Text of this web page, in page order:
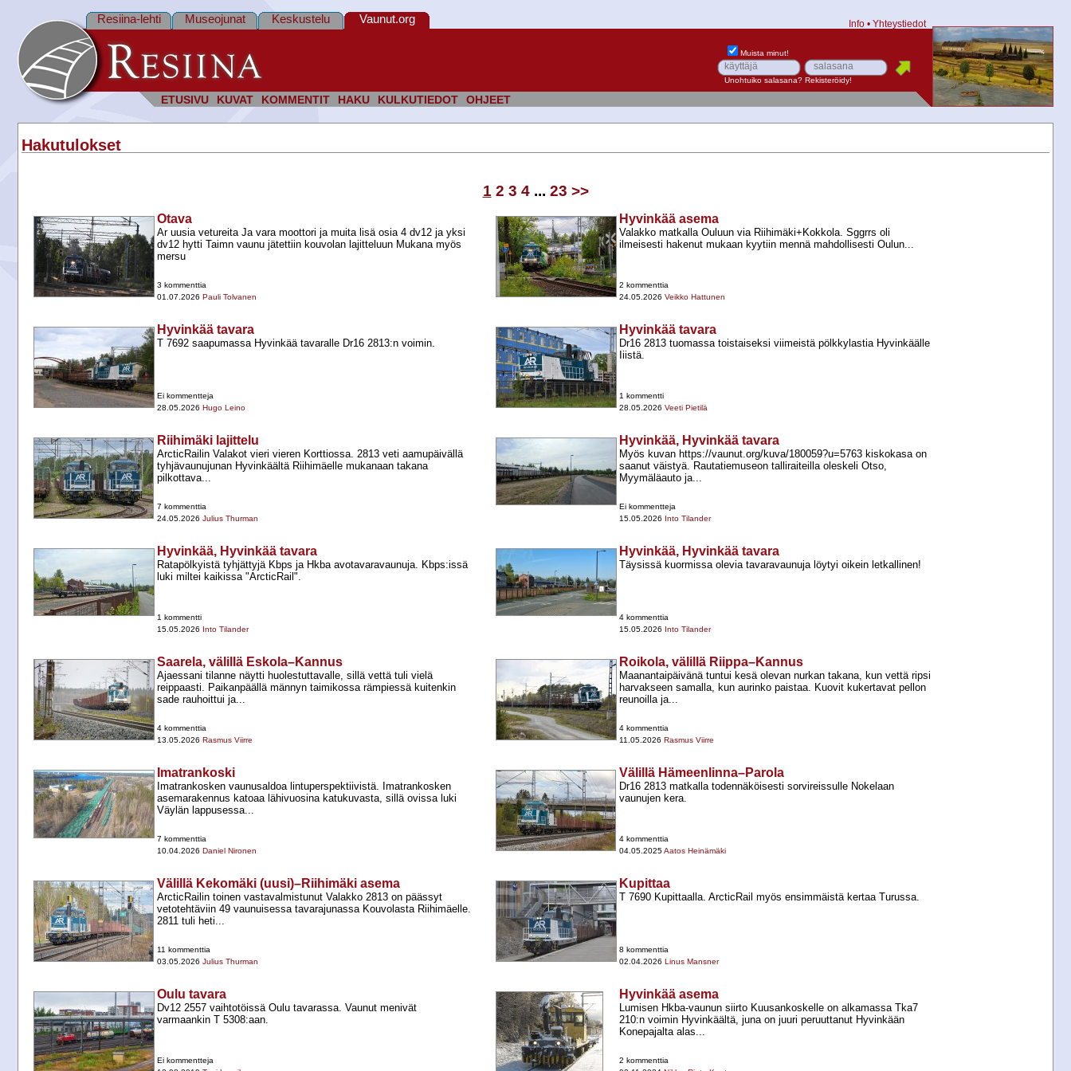
ETUSIVU KUVAT KOMMENTIT HAKU KULKUTIEDOT OHJEET
Resiina-lehti Museojunat Keskustelu Vaunut.org Info • Yhteystiedot
Muista minut!
Unohtuiko salasana? Rekisteröidy!
Hakutulokset
1 2 3 4... 23 >>
Otava
Ar uusia vetureita Ja vara moottori ja muita lisä osia 4 dv12 ja yksi
dv12 hytti Taimn vaunu jätettiin kouvolan lajitteluun Mukana myös
mersu
3 kommenttia
01.07.2026 Pauli Tolvanen
Hyvinkää asema
Valakko matkalla Ouluun via Riihimäki+​Kokkola. Sggrrs oli
ilmeisesti hakenut mukaan kyytiin mennä mahdollisesti Oulun...
2 kommenttia
24.05.2026 Veikko Hattunen
Hyvinkää tavara
T 7692 saapumassa Hyvinkää tavaralle Dr16 2813:n voimin.
Ei kommentteja
28.05.2026 Hugo Leino
Hyvinkää tavara
Dr16 2813 tuomassa toistaiseksi viimeistä pölkkylastia Hyvinkäälle
Iiistä.
1 kommentti
28.05.2026 Veeti Pietilä
Riihimäki lajittelu
ArcticRailin Valakot vieri vieren Korttiossa. 2813 veti aamupäivällä
tyhjävaunujunan Hyvinkäältä Riihimäelle mukanaan takana
pilkottava...
7 kommenttia
24.05.2026 Julius Thurman
Hyvinkää, Hyvinkää tavara
Myös kuvan https://vaunut.org/kuva/180059?u=5763 kiskokasa on
saanut väistyä. Rautatiemuseon talliraiteilla oleskeli Otso,
Myymäläauto ja...
Ei kommentteja
15.05.2026 Into Tilander
Hyvinkää, Hyvinkää tavara
Ratapölkyistä tyhjättyjä Kbps ja Hkba avotavaravaunuja. Kbps:issä
luki miltei kaikissa "ArcticRail".
1 kommentti
15.05.2026 Into Tilander
Hyvinkää, Hyvinkää tavara
Täysissä kuormissa olevia tavaravaunuja löytyi oikein letkallinen!
4 kommenttia
15.05.2026 Into Tilander
Saarela, välillä Eskola–Kannus
Ajaessani tilanne näytti huolestuttavalle, sillä vettä tuli vielä
reippaasti. Paikanpäällä männyn taimikossa rämpiessä kuitenkin
sade rauhoittui ja...
4 kommenttia
13.05.2026 Rasmus Viirre
Roikola, välillä Riippa–Kannus
Maanantaipäivänä tuntui kesä olevan nurkan takana, kun vettä ripsi
harvakseen samalla, kun aurinko paistaa. Kuovit kukertavat pellon
reunoilla ja...
4 kommenttia
11.05.2026 Rasmus Viirre
Imatrankoski
Imatrankosken vaunusaldoa lintuperspektiivistä. Imatrankosken
asemarakennus katoaa lähivuosina katukuvasta, sillä ovissa luki
Väylän lappusessa...
7 kommenttia
10.04.2026 Daniel Nironen
Välillä Hämeenlinna–Parola
Dr16 2813 matkalla todennäköisesti sorvireissulle Nokelaan
vaunujen kera.
4 kommenttia
04.05.2025Aatos Heinämäki
Välillä Kekomäki (uusi)–Riihimäki asema
ArcticRailin toinen vastavalmistunut Valakko 2813 on päässyt
vetotehtäviin 49 vaunuisessa tavarajunassa Kouvolasta Riihimäelle.
2811 tuli heti...
11 kommenttia
03.05.2026 Julius Thurman
Kupittaa
T 7690 Kupittaalla. ArcticRail myös ensimmäistä kertaa Turussa.
8 kommenttia
02.04.2026 Linus Mansner
Oulu tavara
Dv12 2557 vaihtotöissä Oulu tavarassa. Vaunut menivät
varmaankin T 5308:aan.
Ei kommentteja
Hyvinkää asema
Lumisen Hkba-​vaunun siirto Kuusankoskelle on alkamassa Tka7
210:n voimin Hyvinkäältä, juna on juuri peruuttanut Hyvinkään
Konepajalta alas...
2 kommenttia